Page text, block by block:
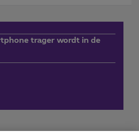
trager wordt in de